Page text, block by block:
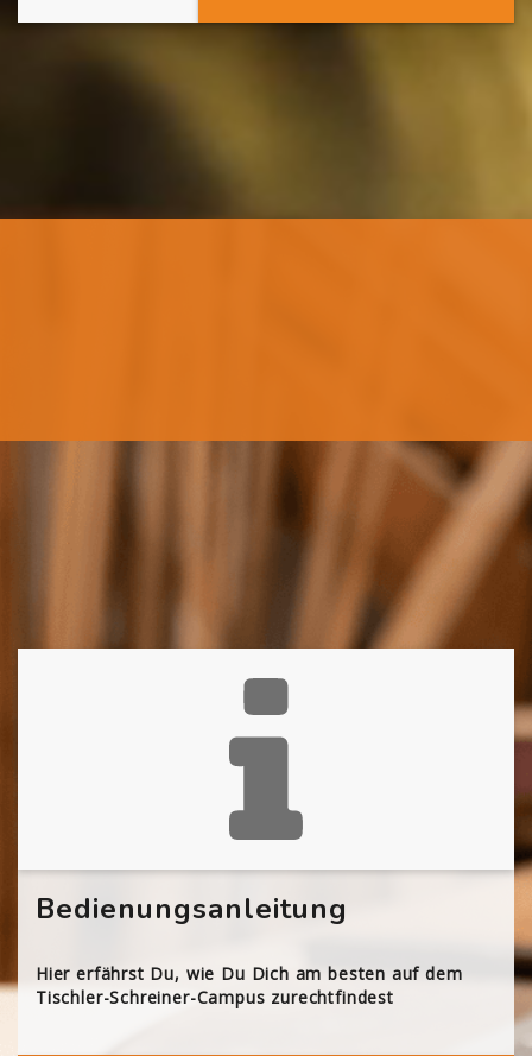
Bedienungsanleitung
Hier erfährst Du, wie Du Dich am besten auf dem
Tischler-Schreiner-Campus zurechtfindest